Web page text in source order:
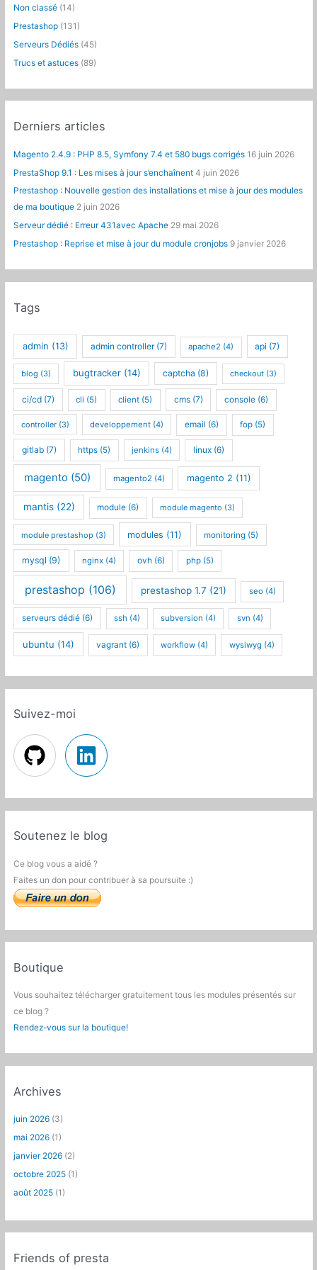
r
:
Non classé (14)
Prestashop (131)
Serveurs Dédiés (45)
Trucs et astuces (89)
Derniers articles
Magento 2.4.9 : PHP 8.5, Symfony 7.4 et 580 bugs corrigés 16 juin 2026
PrestaShop 9.1 : Les mises à jour s’enchaînent 4 juin 2026
Prestashop : Nouvelle gestion des installations et mise à jour des modules
de ma boutique 2 juin 2026
Serveur dédié : Erreur 431avec Apache 29 mai 2026
Prestashop : Reprise et mise à jour du module cronjobs 9 janvier 2026
Tags
admin (13) admin controller(7) apache2 (4) api (7)
blog (3) bugtracker(14) captcha (8) checkout (3)
ci/cd (7) cli (5) client (5) cms(7) console (6)
controller (3) developpement (4) email (6) fop (5)
gitlab (7) https (5) jenkins (4) linux(6)
magento (50) magento2 (4) magento 2 (11)
mantis(22) module (6) module magento (3)
module prestashop (3) modules (11) monitoring (5)
mysql (9) nginx(4) ovh (6) php(5)
prestashop (106) prestashop 1.7 (21) seo(4)
serveurs dédié(6) ssh (4) subversion (4) svn (4)
ubuntu (14) vagrant (6) workflow (4) wysiwyg (4)
Suivez-moi
Soutenez le blog
Ce blog vous a aidé ?
Faites un don pour contribuer à sa poursuite :)
Boutique
Vous souhaitez télécharger gratuitement tous les modules présentés sur
ce blog ?
Rendez-vous sur la boutique!
Archives
juin 2026 (3)
mai 2026 (1)
janvier 2026 (2)
octobre 2025 (1)
août 2025 (1)
Friends of presta